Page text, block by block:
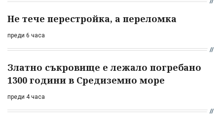
Не тече перестройка, а переломка
преди 6 часа
Златно съкровище е лежало погребано
1300 години в Средиземно море
преди 4 часа